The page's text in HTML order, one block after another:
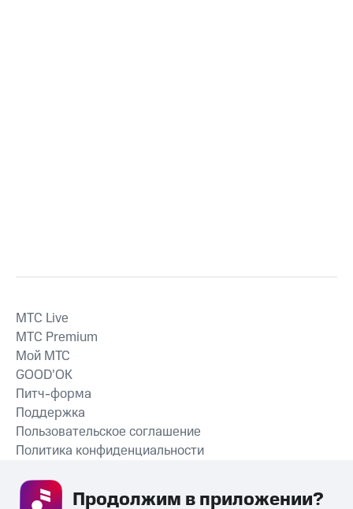
СКАЧАТЬ ПРИЛОЖЕНИЕ
MTС Live
MTС Premium
Мой МТС
GOOD’OK
Питч-форма
Поддержка
Пользовательское соглашение
Политика конфиденциальности